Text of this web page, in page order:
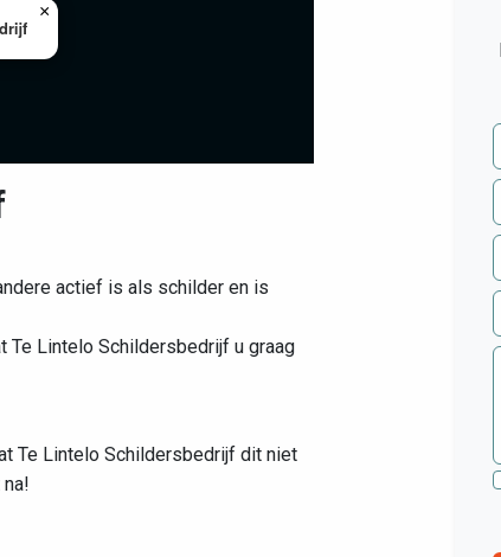
×
actief is als schilder en is
Lintelo Schildersbedrijf u graag
Te Lintelo Schildersbedrijf dit niet